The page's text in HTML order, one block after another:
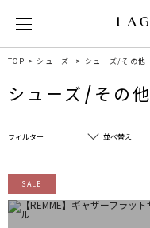
TOP シューズ シューズ/その他
シューズ/その他
フィルター
フリーワード
CLOSE
並べ替え
売れ筋順
新着順
SALE